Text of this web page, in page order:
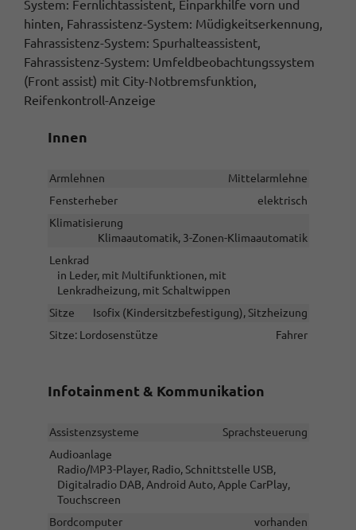
System: Fernlichtassistent, Einparkhilfe vorn und
hinten, Fahrassistenz-System: Müdigkeitserkennung,
Fahrassistenz-System: Spurhalteassistent,
Fahrassistenz-System: Umfeldbeobachtungssystem
(Front assist) mit City-Notbremsfunktion,
Reifenkontroll-Anzeige
Innen
Armlehnen
Mittelarmlehne
Fensterheber
elektrisch
Klimatisierung
Klimaautomatik, 3-Zonen-Klimaautomatik
Lenkrad
in Leder, mit Multifunktionen, mit
Lenkradheizung, mit Schaltwippen
Sitze
Isofix (Kindersitzbefestigung), Sitzheizung
Sitze: Lordosenstütze
Fahrer
Infotainment & Kommunikation
Assistenzsysteme
Sprachsteuerung
Audioanlage
Radio/MP3-Player, Radio, Schnittstelle USB,
Digitalradio DAB, Android Auto, Apple CarPlay,
Touchscreen
Bordcomputer
vorhanden